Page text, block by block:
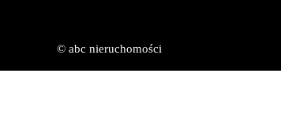
© abc nieruchomości